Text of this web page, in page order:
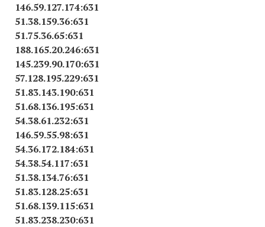
146.59.127.174:631
51.38.159.36:631
51.75.36.65:631
188.165.20.246:631
145.239.90.170:631
57.128.195.229:631
51.83.143.190:631
51.68.136.195:631
54.38.61.232:631
146.59.55.98:631
54.36.172.184:631
54.38.54.117:631
51.38.134.76:631
51.83.128.25:631
51.68.139.115:631
51.83.238.230:631